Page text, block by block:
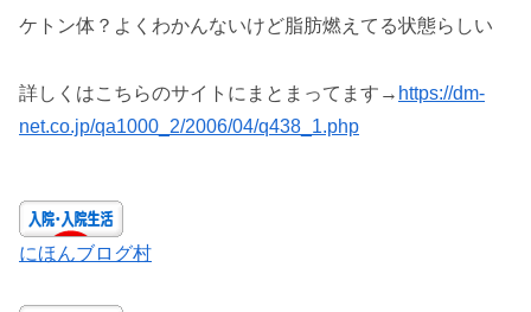
ケトン体？よくわかんないけど脂肪燃えてる状態らしい
詳しくはこちらのサイトにまとまってます→ https://dm-
net.co.jp/qa1000_2/2006/04/q438_1.php
にほんブログ村